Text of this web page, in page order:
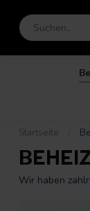
Startseite
Wir haben